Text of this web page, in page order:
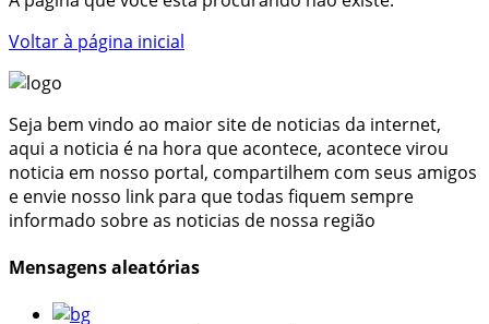
Voltar à página inicial
Seja bem vindo ao maior site de noticias da internet,
aqui a noticia é na hora que acontece, acontece virou
noticia em nosso portal, compartilhem com seus amigos
e envie nosso link para que todas fiquem sempre
informado sobre as noticias de nossa região
Mensagens aleatórias